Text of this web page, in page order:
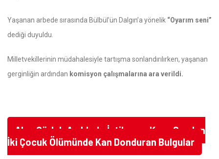
Yaşanan arbede sırasında Bülbül’ün Dalgın’a yönelik “Oyarım seni”
dediği duyuldu.
Milletvekillerinin müdahalesiyle tartışma sonlandırılırken, yaşanan
gerginliğin ardından komisyon çalışmalarına ara verildi.
Akın Gürlek Açıkladı: İntihar ve Kaza Sanılan
İki Çocuk Ölümünde Kan Donduran Bulgular